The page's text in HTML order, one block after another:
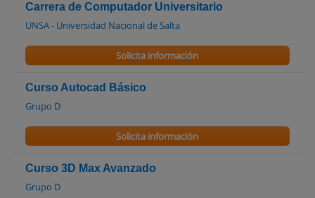
Carrera de Computador Universitario
UNSA - Universidad Nacional de Salta
Solicita información
Curso Autocad Básico
Grupo D
Solicita información
Curso 3D Max Avanzado
Grupo D